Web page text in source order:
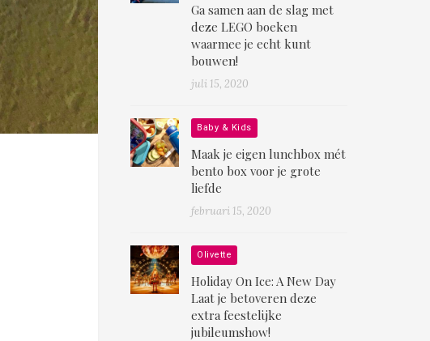
Ga samen aan de slag met
deze LEGO boeken
waarmee je echt kunt
bouwen!
juli 15, 2020
Baby & Kids
Maak je eigen lunchbox mét
bento box voor je grote
liefde
februari 15, 2020
Olivette
Holiday On Ice: A New Day
Laat je betoveren deze
extra feestelijke
jubileumshow!